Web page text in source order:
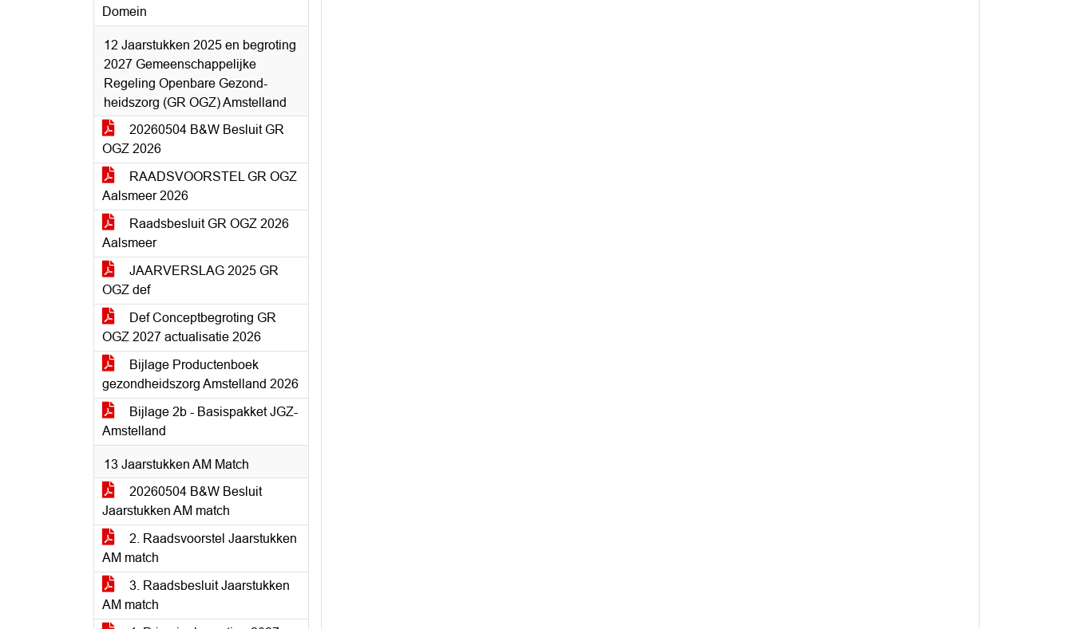
Domein
12 Jaarstukken 2025 en begroting
2027 Gemeenschappelijke
Regeling Openbare Gezond-
heidszorg (GR OGZ) Amstelland
20260504 B&W Besluit GR
OGZ 2026
RAADSVOORSTEL GR OGZ
Aalsmeer 2026
Raadsbesluit GR OGZ 2026
Aalsmeer
JAARVERSLAG 2025 GR
OGZ def
Def Conceptbegroting GR
OGZ 2027 actualisatie 2026
Bijlage Productenboek
gezondheidszorg Amstelland 2026
Bijlage 2b - Basispakket JGZ-
Amstelland
13 Jaarstukken AM Match
20260504 B&W Besluit
Jaarstukken AM match
2. Raadsvoorstel Jaarstukken
AM match
3. Raadsbesluit Jaarstukken
AM match